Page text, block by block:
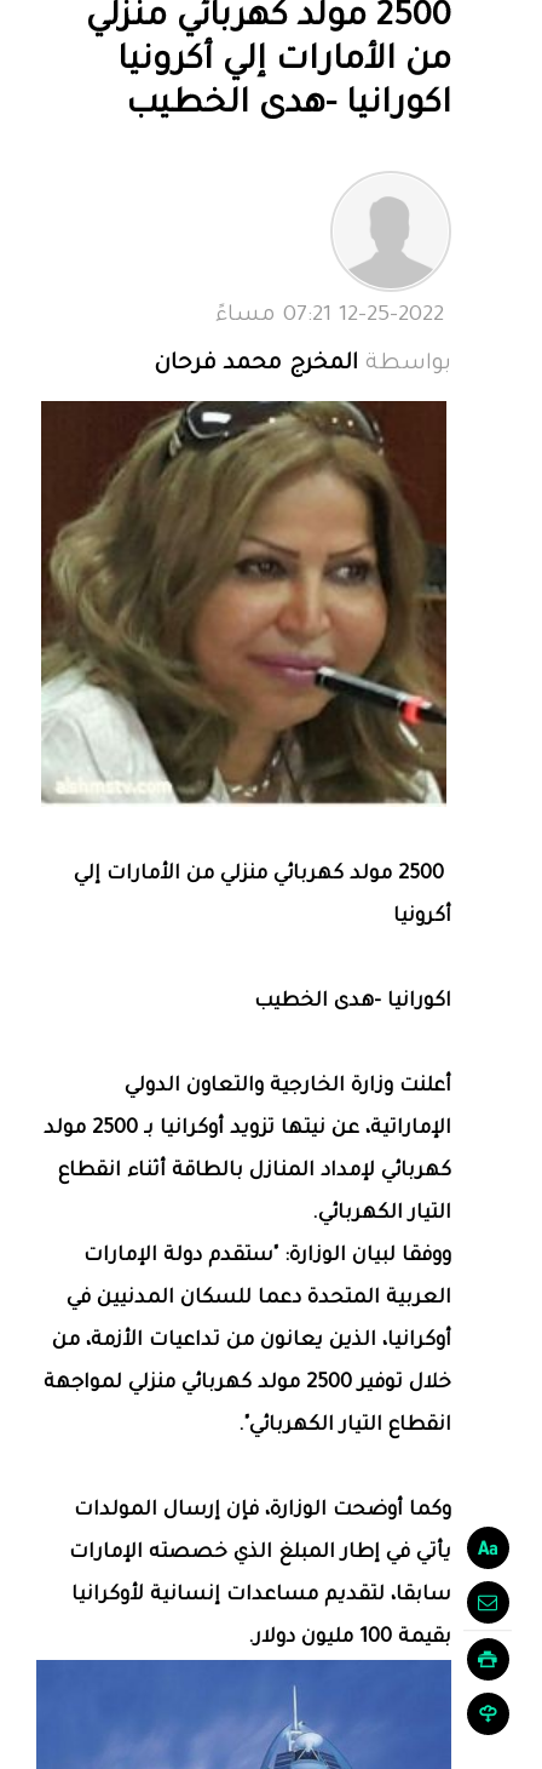
2500 مولد كهربائي منزلي
من الأمارات إلي أكرونيا
اكورانيا -هدى الخطيب
بواسطة المخرج محمد فرحان
2500 مولد كهربائي منزلي من الأمارات إلي
أكرونيا
اكورانيا -هدى الخطيب
أعلنت وزارة الخارجية والتعاون الدولي
الإماراتية، عن نيتها تزويد أوكرانيا بـ 2500 مولد
كهربائي لإمداد المنازل بالطاقة أثناء انقطاع
التيار الكهربائي.
ووفقا لبيان الوزارة: "ستقدم دولة الإمارات
العربية المتحدة دعما للسكان المدنيين في
أوكرانيا، الذين يعانون من تداعيات الأزمة، من
خلال توفير 2500 مولد كهربائي منزلي لمواجهة
انقطاع التيار الكهربائي".
وكما أوضحت الوزارة، فإن إرسال المولدات
يأتي في إطار المبلغ الذي خصصته الإمارات
سابقا، لتقديم مساعدات إنسانية لأوكرانيا
بقيمة 100 مليون دولار.